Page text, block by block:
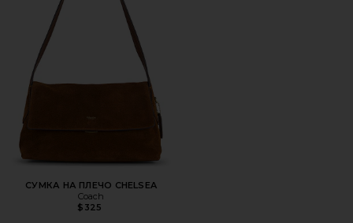
СУМКА НА ПЛЕЧО CHELSEA
Coach
$325